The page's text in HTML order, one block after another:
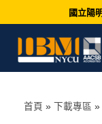
國立陽
首頁 下載專區